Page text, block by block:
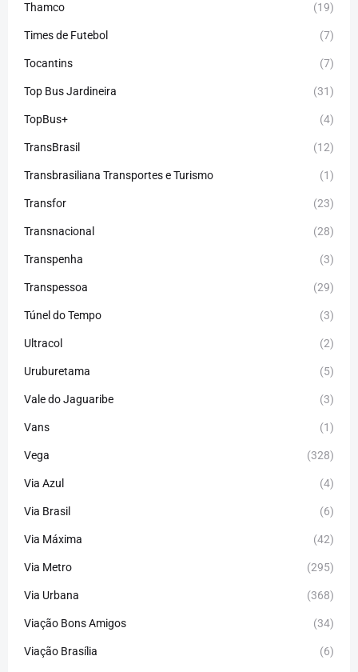
Thamco (19)
Times de Futebol (7)
Tocantins (7)
Top Bus Jardineira (31)
TopBus+ (4)
TransBrasil (12)
Transbrasiliana Transportes e Turismo (1)
Transfor (23)
Transnacional (28)
Transpenha (3)
Transpessoa (29)
Túnel do Tempo (3)
Ultracol (2)
Uruburetama (5)
Vale do Jaguaribe (3)
Vans (1)
Vega (328)
Via Azul (4)
Via Brasil (6)
Via Máxima (42)
Via Metro (295)
Via Urbana (368)
Viação Bons Amigos (34)
Viação Brasília (6)